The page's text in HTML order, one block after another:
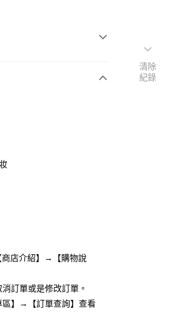
的支付方式。 讓您購物簡單
商店介紹】→【購物說
訂單或是修改訂單。
】→【訂單查詢】查看
清除
紀錄